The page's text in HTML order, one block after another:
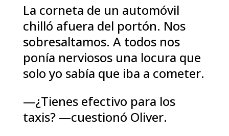
La corneta de un automóvil
chilló afuera del portón. Nos
sobresaltamos. A todos nos
ponía nerviosos una locura que
solo yo sabía que iba a cometer.
—¿Tienes efectivo para los
taxis? —cuestionó Oliver.